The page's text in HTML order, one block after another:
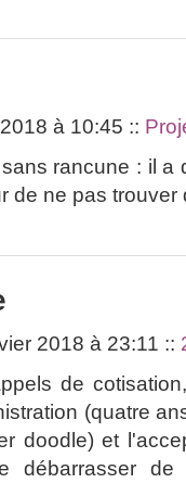
à 10:45 ::
rancune : il a
de ne pas trouver
2018 à 23:11 ::
de
(quatre
doodle) et
débarrasser